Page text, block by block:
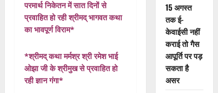
परमार्थ निकेतन में सात दिनों से
प्रवाहित हो रही श्रीमद् भागवत कथा
का भावपूर्ण विराम*
*श्रीमद् कथा मर्मश्र श्री रमेश भाई
ओझा जी के श्रीमुख से प्रवाहित हो
रही ज्ञान गंगा*
15 अगस्त
तक ई-
केवाईसी नहीं
कराई तो गैस
आपूर्ति पर पड़
सकता है
असर